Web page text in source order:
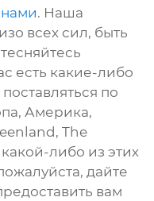
. Наша
всех сил, быть
есть какие-либо
по
Америка,
The
либо из этих
дайте
вам